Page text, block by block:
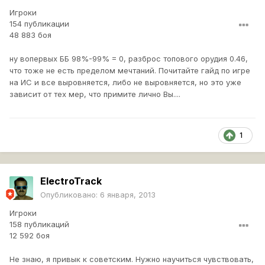
Игроки
154 публикации
48 883 боя
ну вопервых ББ 98%-99% = 0, разброс топового орудия 0.46,
что тоже не есть пределом мечтаний. Почитайте гайд по игре
на ИС и все выровняется, либо не выровняется, но это уже
зависит от тех мер, что примите лично Вы....
1
ElectroTrack
Опубликовано: 6 января, 2013
Игроки
158 публикаций
12 592 боя
Не знаю, я привык к советским. Нужно научиться чувствовать,